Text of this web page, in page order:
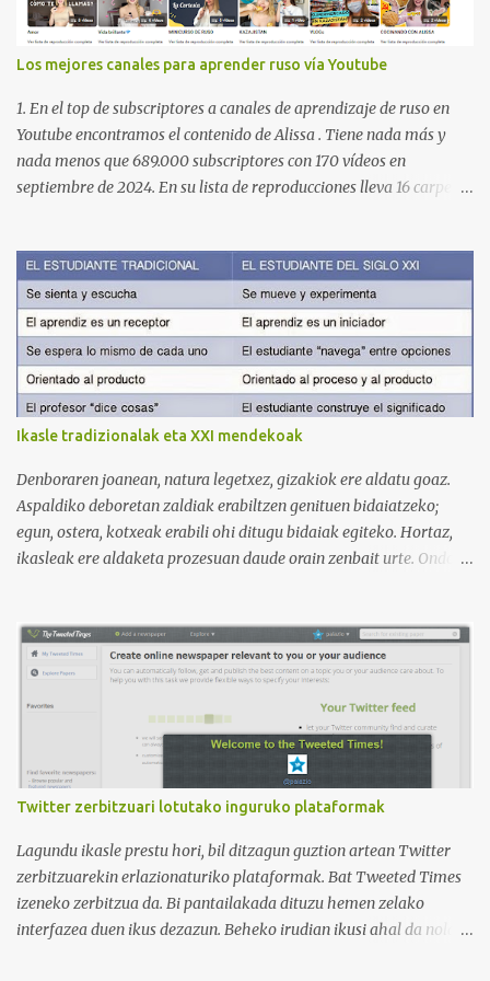
Los mejores canales para aprender ruso vía Youtube
1. En el top de subscriptores a canales de aprendizaje de ruso en
Youtube encontramos el contenido de Alissa . Tiene nada más y
nada menos que 689.000 subscriptores con 170 vídeos en
septiembre de 2024. En su lista de reproducciones lleva 16 carpetas
de Anastasia G . con 224.000 subscriptores y 97 vídeos en
septiembre de 2024. Anastasia tiene una lista de reproducción
muy bien estructurada para aprender gramática, lectura,
pronunciación, etc. https://www.youtube.com/@AnaG88/playlists
3. Otro de los canales con más usuarios y contenido es el de
Victoria, que lleva por nombre: Aprende con Victoria . El canal
tiene 120 mil subscriptores (septiembre de 2024) con muchísimos
para aprender los diferentes campos en los que podemos dividir un
curso de idiomas: gramática, verbos, vocabulario etc. h...
Ikasle tradizionalak eta XXI mendekoak
Denboraren joanean, natura legetxez, gizakiok ere aldatu goaz.
Aspaldiko deboretan zaldiak erabiltzen genituen bidaiatzeko;
egun, ostera, kotxeak erabili ohi ditugu bidaiak egiteko. Hortaz,
ikasleak ere aldaketa prozesuan daude orain zenbait urte. Ondoko
Ikusi diferentziak eta ausnartu irudiari so eginez.
Twitter zerbitzuari lotutako inguruko plataformak
Lagundu ikasle prestu hori, bil ditzagun guztion artean Twitter
zerbitzuarekin erlazionaturiko plataformak. Bat Tweeted Times
izeneko zerbitzua da. Bi pantailakada dituzu hemen zelako
interfazea duen ikus dezazun. Beheko irudian ikusi ahal da nola